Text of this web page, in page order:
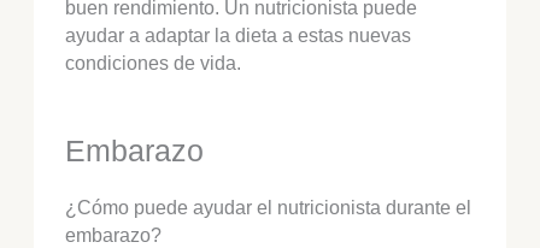
buen rendimiento. Un nutricionista puede
ayudar a adaptar la dieta a estas nuevas
condiciones de vida.
Embarazo
¿Cómo puede ayudar el nutricionista durante el
embarazo?